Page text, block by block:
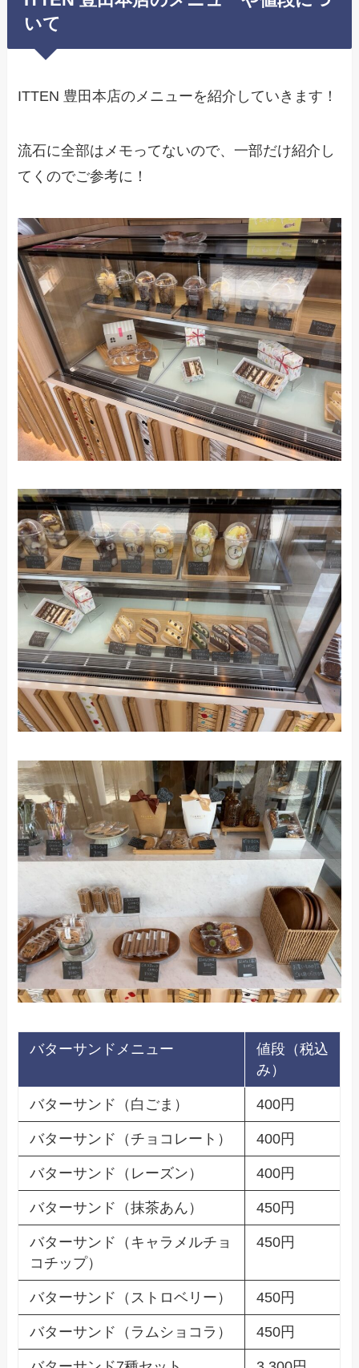
いて
ITTEN 豊田本店のメニューを紹介していきます！
流石に全部はメモってないので、一部だけ紹介し
てくのでご参考に！
バターサンドメニュー
値段（税込
み）
バターサンド（白ごま） 400円
バターサンド（チョコレート） 400円
バターサンド（レーズン） 400円
バターサンド（抹茶あん） 450円
バターサンド（キャラメルチョ
コチップ）
450円
バターサンド（ストロベリー） 450円
バターサンド（ラムショコラ） 450円